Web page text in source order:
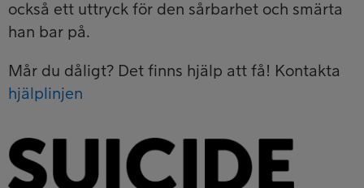
också ett uttryck för den sårbarhet och smärta
han bar på.
Mår du dåligt? Det finns hjälp att få! Kontakta
hjälplinjen